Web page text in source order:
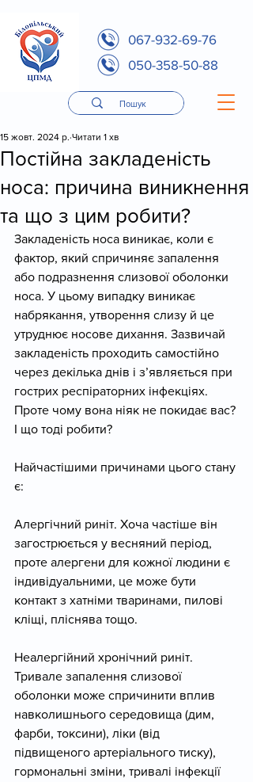
067-932-69-76
050-358-50-88
Постійна закладеність
носа: причина виникнення
та що з цим робити?
15 жовт. 2024 р. Читати 1 хв
Закладеність носа виникає, коли є
фактор, який спричиняє запалення
або подразнення слизової оболонки
носа. У цьому випадку виникає
набрякання, утворення слизу й це
утруднює носове дихання. Зазвичай
закладеність проходить самостійно
через декілька днів і з’являється при
гострих респіраторних інфекціях.
Проте чому вона ніяк не покидає вас?
І що тоді робити?
Найчастішими причинами цього стану
є:
Алергічний риніт. Хоча частіше він
загострюється у весняний період,
проте алергени для кожної людини є
індивідуальними, це може бути
контакт з хатніми тваринами, пилові
кліщі, пліснява тощо.
Неалергійний хронічний риніт.
Тривале запалення слизової
оболонки може спричинити вплив
навколишнього середовища (дим,
фарби, токсини), ліки (від
підвищеного артеріального тиску),
гормональні зміни, тривалі інфекції